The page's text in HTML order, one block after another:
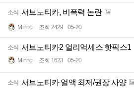
소식 서브노티카, 비폭력 논란
Minno 조회 2429 05-20
소식 서브노티카2 얼리억세스 핫픽스1
Minno 조회 1623 05-20
소식 서브노티카 얼액 최저/권장 사양